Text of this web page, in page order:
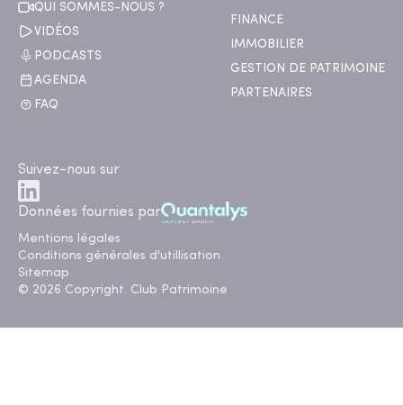
QUI SOMMES-NOUS ?
VIDÉOS
PODCASTS
AGENDA
FAQ
FINANCE
IMMOBILIER
GESTION DE PATRIMOINE
PARTENAIRES
Suivez-nous sur
Données fournies par
Mentions légales
Conditions générales d'utillisation
Sitemap
© 2026 Copyright. Club Patrimoine